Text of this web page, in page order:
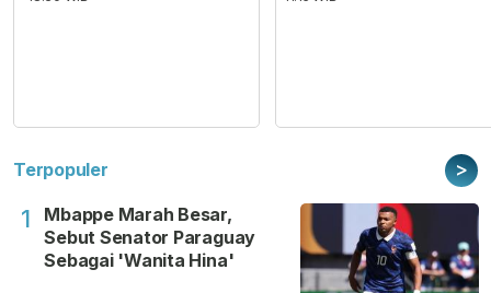
Terpopuler >
1
Mbappe Marah Besar,
Sebut Senator Paraguay
Sebagai 'Wanita Hina'